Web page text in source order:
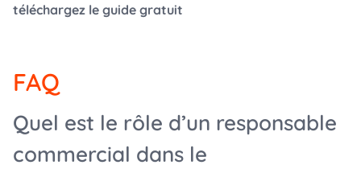
téléchargez le guide gratuit
FAQ
Quel est le rôle d’un responsable
commercial dans le